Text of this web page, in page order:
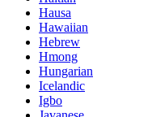
Hausa
Hawaiian
Hebrew
Hmong
Hungarian
Icelandic
Igbo